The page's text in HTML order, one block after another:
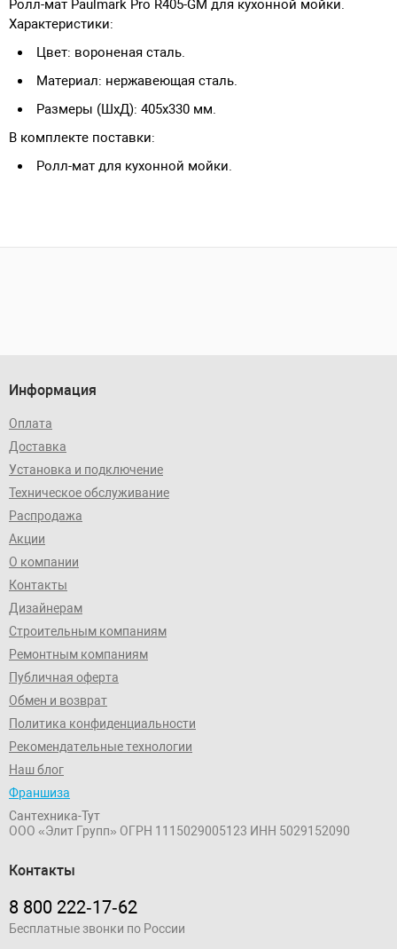
Ролл-мат Paulmark Pro R405-GM для кухонной мойки.
Характеристики:
Цвет: вороненая сталь.
Материал: нержавеющая сталь.
Размеры (ШхД): 405х330 мм.
В комплекте поставки:
Ролл-мат для кухонной мойки.
Информация
Оплата
Доставка
Установка и подключение
Техническое обслуживание
Распродажа
Акции
О компании
Контакты
Дизайнерам
Строительным компаниям
Ремонтным компаниям
Публичная оферта
Обмен и возврат
Политика конфиденциальности
Рекомендательные технологии
Наш блог
Франшиза
Сантехника-Тут
ООО «Элит Групп» ОГРН 1115029005123 ИНН 5029152090
Контакты
8 800 222‑17‑62
Бесплатные звонки по России